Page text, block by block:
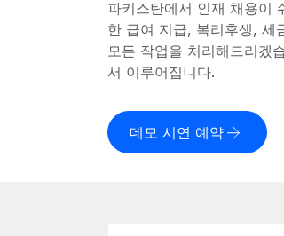
파키스탄에서 인재 채용이
한 급여 지급, 복리후생, 세
모든 작업을 처리해드리겠
서 이루어집니다.
데모 시연 예약